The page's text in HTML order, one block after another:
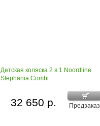
Детская коляска 2 в 1 Noordline
Stephania Сombi
Предзаказ
32 650 р.